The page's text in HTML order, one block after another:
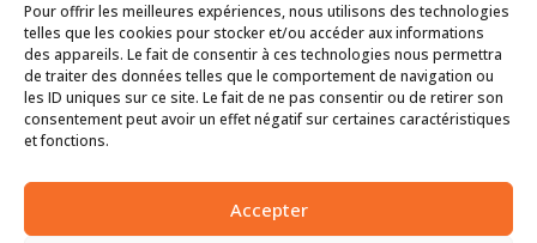
Pour offrir les meilleures expériences, nous utilisons des technologies
telles que les cookies pour stocker et/ou accéder aux informations
des appareils. Le fait de consentir à ces technologies nous permettra
de traiter des données telles que le comportement de navigation ou
les ID uniques sur ce site. Le fait de ne pas consentir ou de retirer son
consentement peut avoir un effet négatif sur certaines caractéristiques
et fonctions.
Accepter
Politique de confidentialité
Mentions légales